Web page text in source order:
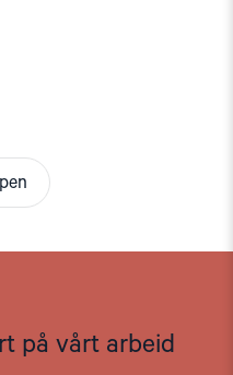
på vårt arbeid